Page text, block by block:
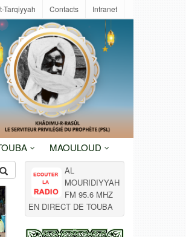
Tarqiyyah Contacts Intranet
MAOULOUD
AL
MOURIDIYYAH
FM 95.6 MHZ
EN DIRECT DE TOUBA